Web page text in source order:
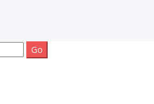
ยบ้าน ติดAI
รายเดือน
รายเดือนราคาถูก เน้นติดAI โพสต์
รับจ้างโพสต์บ้านที่ดินติดหน้า1goolge
รับทำSEOขายสินค้า